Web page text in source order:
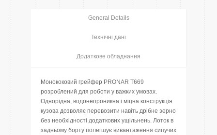
General Details
Технічні дані
Додаткове обладнання
Монококовий грейфер PRONAR T669
розроблений для роботи у важких умовах.
Однорідна, водонепроникна і міцна конструкція
кузова дозволяє перевозити навіть дрібне зерно
без необхідності додаткових ущільнень. Лоток в
задньому борту полегшує вивантаження сипучих